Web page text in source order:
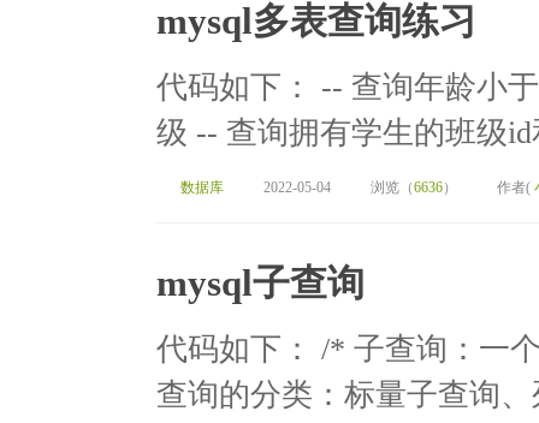
mysql多表查询练习
代码如下： -- 查询年龄小
级 -- 查询拥有学生的班级
数据库 2022-05-04 浏览（6636） 作者(
mysql子查询
代码如下： /* 子查询：一
查询的分类：标量子查询